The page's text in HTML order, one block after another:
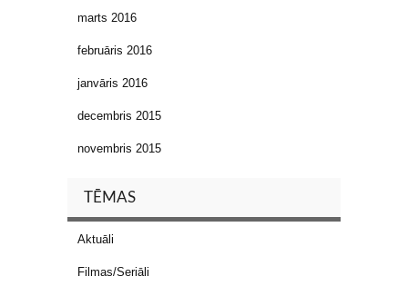
marts 2016
februāris 2016
janvāris 2016
decembris 2015
novembris 2015
TĒMAS
Aktuāli
Filmas/Seriāli